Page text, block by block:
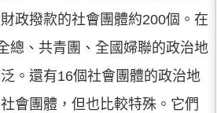
政撥款的社會團體約200個。在
總、共青團、全國婦聯的政治地
。還有16個社會團體的政治地
會團體，但也比較特殊。它們